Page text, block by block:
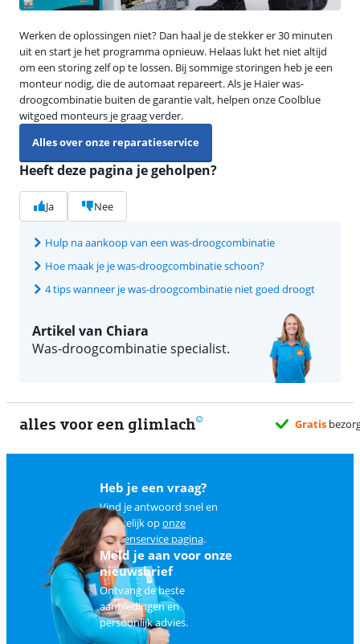
Werken de oplossingen niet? Dan haal je de stekker er 30 minuten
uit en start je het programma opnieuw. Helaas lukt het niet altijd
om een storing zelf op te lossen. Bij sommige storingen heb je een
monteur nodig, die de automaat repareert. Als je Haier was-
droogcombinatie buiten de garantie valt, helpen onze Coolblue
witgoed monteurs je graag verder.
Alles over onze reparatieservice
Heeft deze pagina je geholpen?
Ja Nee
Hulp na aankoop van een was-droogcombinatie
Hoe maak je je was-droogcombinatie schoon?
4 tips wanneer je was-droogcombinatie niet goed droogt
Artikel van Chiara
Was-droogcombinatie specialist.
alles voor een glimlach
Heb je een vraag?
Vind je antwoord snel en
makkelijk oponze
klantenservice pagina.
Meld je aan voor onze
nieuwsbrief
Ontvang de beste
aanbiedingen en
persoonlijk advies.